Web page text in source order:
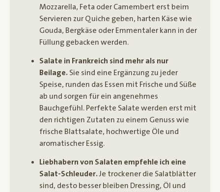
Mozzarella, Feta oder Camembert erst beim
Servieren zur Quiche geben, harten Käse wie
Gouda, Bergkäse oder Emmentaler kann in der
Füllung gebacken werden.
Salate in Frankreich sind mehr als nur
Beilage. Sie sind eine Ergänzung zu jeder
Speise, runden das Essen mit Frische und Süße
ab und sorgen für ein angenehmes
Bauchgefühl. Perfekte Salate werden erst mit
den richtigen Zutaten zu einem Genuss wie
frische Blattsalate, hochwertige Öle und
aromatischer Essig.
Liebhabern von Salaten empfehle ich eine
Salat-Schleuder.Je trockener die Salatblätter
sind, desto besser bleiben Dressing, Öl und